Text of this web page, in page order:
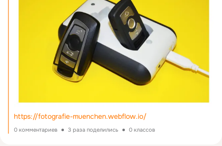
https://fotografie-muenchen.webflow.io/
0 комментариев 3 раза поделились 0 классов